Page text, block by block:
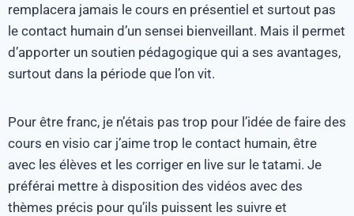
remplacera jamais le cours en présentiel et surtout pas
le contact humain d’un sensei bienveillant. Mais il permet
d’apporter un soutien pédagogique qui a ses avantages,
surtout dans la période que l’on vit.
Pour être franc, je n’étais pas trop pour l’idée de faire des
cours en visio car j’aime trop le contact humain, être
avec les élèves et les corriger en live sur le tatami. Je
préférai mettre à disposition des vidéos avec des
thèmes précis pour qu’ils puissent les suivre et